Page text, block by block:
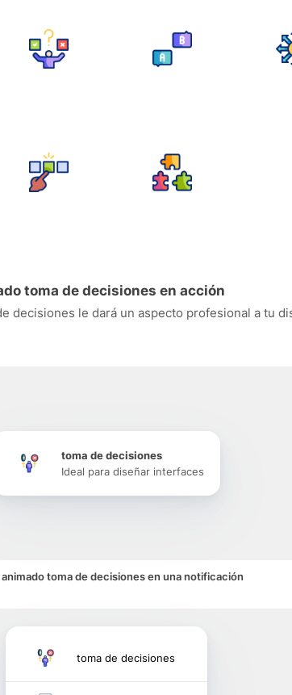
toma de decisiones en acción
decisiones le dará un aspecto profesional a tu
toma de decisiones
Ideal para diseñar interfaces
toma de decisiones en una notificación
toma de decisiones